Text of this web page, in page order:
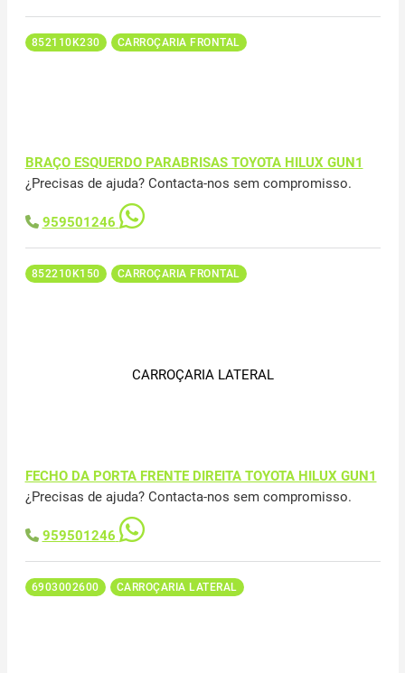
852110K230 CARROÇARIA FRONTAL
BRAÇO ESQUERDO PARABRISAS TOYOTA HILUX GUN1
¿Precisas de ajuda? Contacta-nos sem compromisso.
959501246
852210K150 CARROÇARIA FRONTAL
CARROÇARIA LATERAL
FECHO DA PORTA FRENTE DIREITA TOYOTA HILUX GUN1
¿Precisas de ajuda? Contacta-nos sem compromisso.
959501246
6903002600 CARROÇARIA LATERAL